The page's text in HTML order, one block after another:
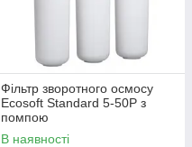
Фільтр зворотного осмосу
Ecosoft Standard 5-50P з
помпою
В наявності